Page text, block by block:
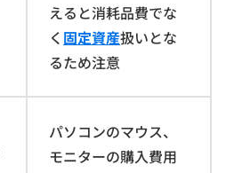
えると消耗品費でな
く 固定資産扱いとな
るため注意
パソコンのマウス、
モニターの購入費用